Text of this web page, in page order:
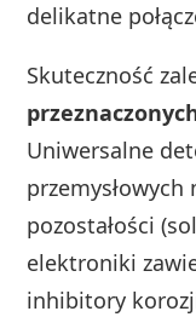
delikatne
Skuteczność
Uniwersalne
pozostałości
elektroniki
inhibitory